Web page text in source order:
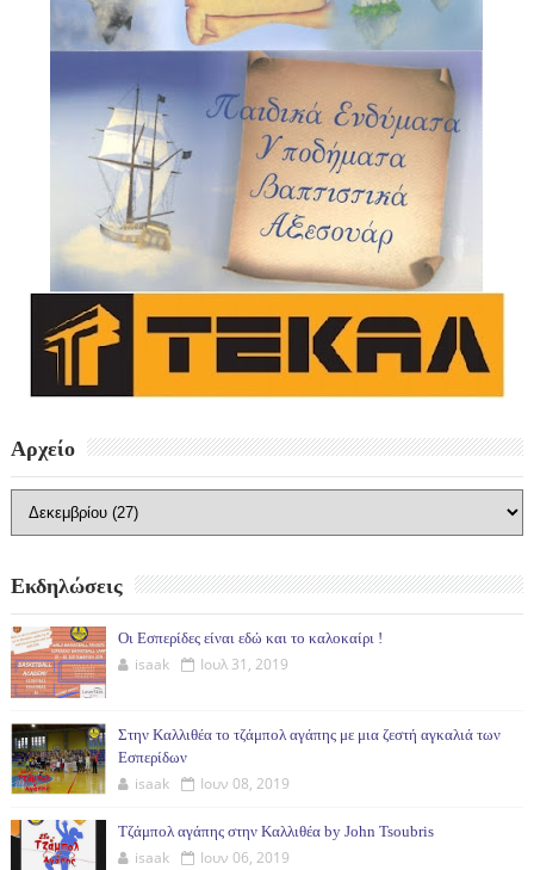
Αρχείο
Εκδηλώσεις
Οι Εσπερίδες είναι εδώ και το καλοκαίρι !
isaak Ιουλ 31, 2019
Στην Καλλιθέα το τζάμπολ αγάπης με μια ζεστή αγκαλιά των
Εσπερίδων
isaak Ιουν 08, 2019
Τζάμπολ αγάπης στην Καλλιθέα by John Tsoubris
isaak Ιουν 06, 2019